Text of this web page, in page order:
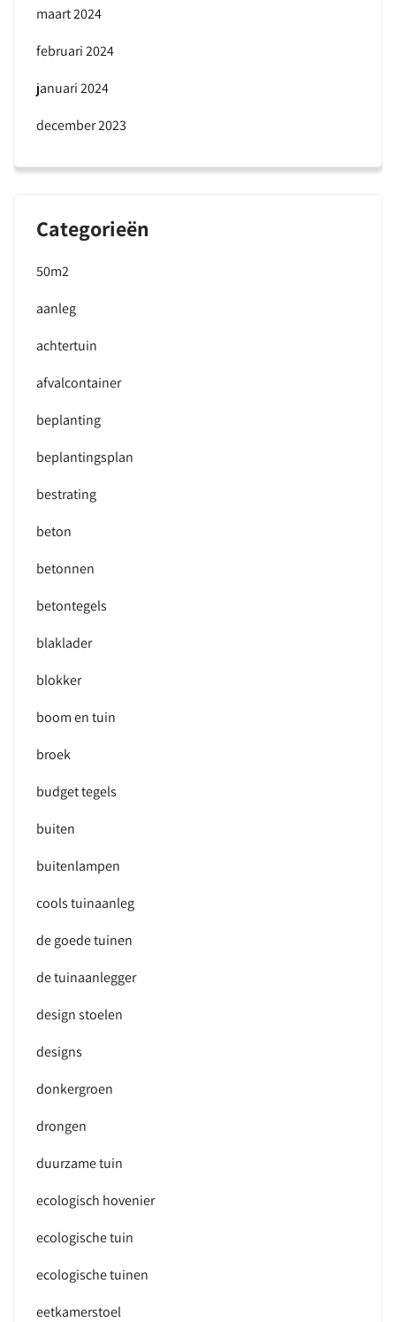
maart 2024
februari 2024
januari 2024
december 2023
Categorieën
50m2
aanleg
achtertuin
afvalcontainer
beplanting
beplantingsplan
bestrating
beton
betonnen
betontegels
blaklader
blokker
boom en tuin
broek
budget tegels
buiten
buitenlampen
cools tuinaanleg
de goede tuinen
de tuinaanlegger
design stoelen
designs
donkergroen
drongen
duurzame tuin
ecologisch hovenier
ecologische tuin
ecologische tuinen
eetkamerstoel